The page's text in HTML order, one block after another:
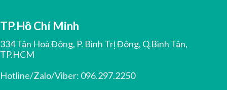
TP.Hồ Chí Minh
334 Tân Hoà Đông, P. Bình Trị Đông, Q.Bình Tân,
TP.HCM
Hotline/Zalo/Viber: 096.297.2250